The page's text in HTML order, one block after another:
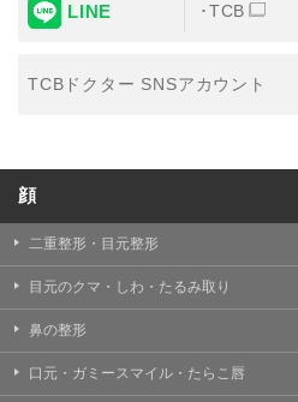
【外部委託について】
おいて、取得情報の取扱いの
務委託先に委託することがあ
TCBグループは、個人情報保
められる場合を除き、患者様
ん。
【個人情報の開示・訂正・利用
TCBグループは、本人の申し
開示、訂正、更新、削除、利
について、これを適切に対応し
LINE TCB
TCBドクター SNSアカウント
顔
二重整形・目元整形
目元のクマ・しわ・たるみ取り
鼻の整形
口元・ガミースマイル・たらこ唇